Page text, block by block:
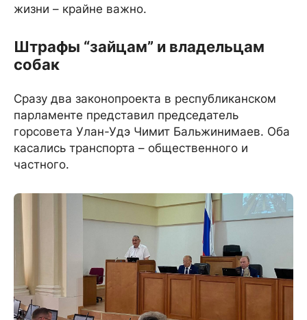
жизни – крайне важно.
Штрафы “зайцам” и владельцам
собак
Сразу два законопроекта в республиканском
парламенте представил председатель
горсовета Улан-Удэ Чимит Бальжинимаев. Оба
касались транспорта – общественного и
частного.